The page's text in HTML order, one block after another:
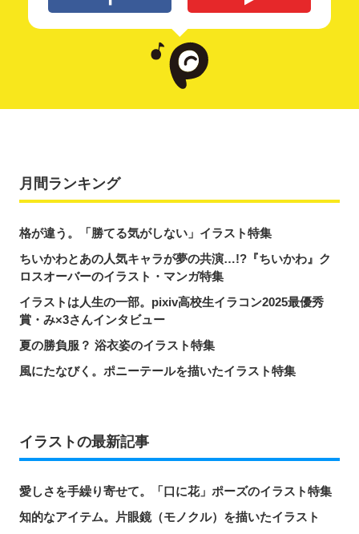
月間ランキング
格が違う。「勝てる気がしない」イラスト特集
ちいかわとあの人気キャラが夢の共演…!?『ちいかわ』ク
ロスオーバーのイラスト・マンガ特集
イラストは人生の一部。pixiv高校生イラコン2025最優秀
賞・み×3さんインタビュー
夏の勝負服？ 浴衣姿のイラスト特集
風にたなびく。ポニーテールを描いたイラスト特集
イラストの最新記事
愛しさを手繰り寄せて。「口に花」ポーズのイラスト特集
知的なアイテム。片眼鏡（モノクル）を描いたイラスト